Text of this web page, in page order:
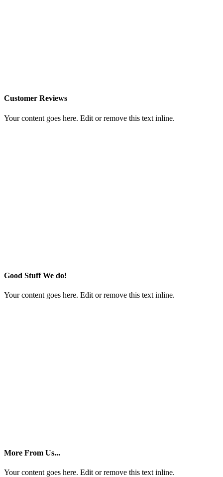
Customer Reviews
Your content goes here. Edit or remove this text inline.
Good Stuff We do!
Your content goes here. Edit or remove this text inline.
More From Us...
Your content goes here. Edit or remove this text inline.